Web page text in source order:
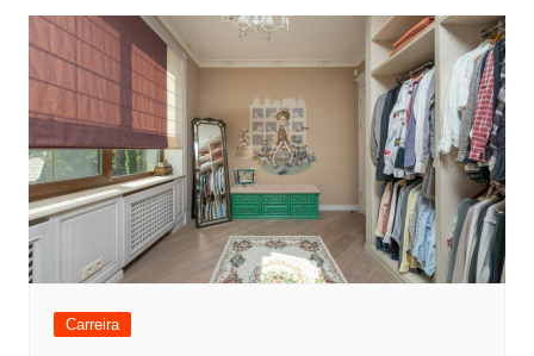
Carreira